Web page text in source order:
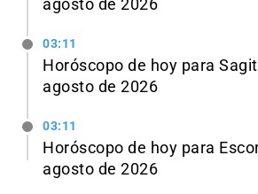
agosto de 2026
03:11
Horóscopo de hoy para
agosto de 2026
03:11
Horóscopo de hoy para
agosto de 2026